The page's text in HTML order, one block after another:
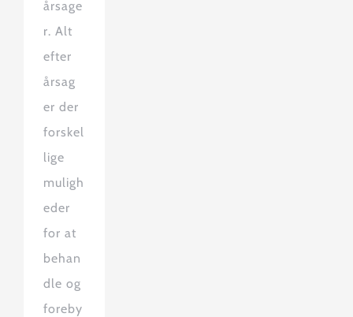
årsage
r. Alt
efter
årsag
er der
forskel
lige
muligh
eder
for at
behan
dle og
foreby